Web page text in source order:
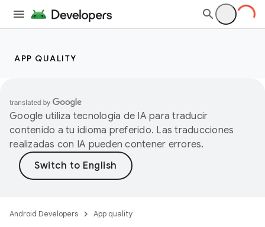
APP QUALITY
Google utiliza tecnología de IA para traducir
contenido a tu idioma preferido. Las traducciones
realizadas con IA pueden contener errores.
Android Developers App quality